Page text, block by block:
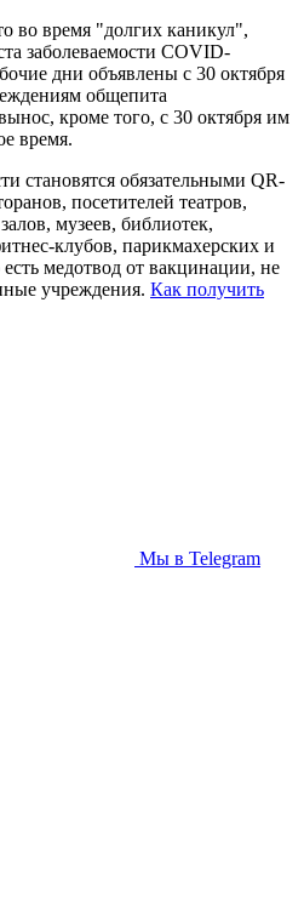
во время "долгих каникул",
заболеваемости COVID-
дни объявлены с 30 октября
общепита
кроме того, с 30 октября им
время.
становятся обязательными QR-
посетителей театров,
музеев, библиотек,
клубов, парикмахерских и
медотвод от вакцинации, не
учреждения. Как получить
Мы в Telegram